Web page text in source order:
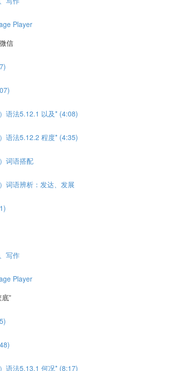
Player
信
语法5.12.1 以及* (4:08)
语法5.12.2 程度* (4:35)
词语搭配
词语辨析：发达、发展
写作
Player
”
语法5.13.1 何况* (8:17)